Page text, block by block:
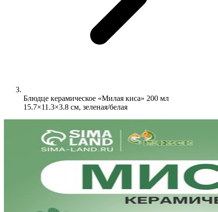
Блюдце керамическое «Милая киса» 200 мл
15.7×11.3×3.8 см, зеленая/белая